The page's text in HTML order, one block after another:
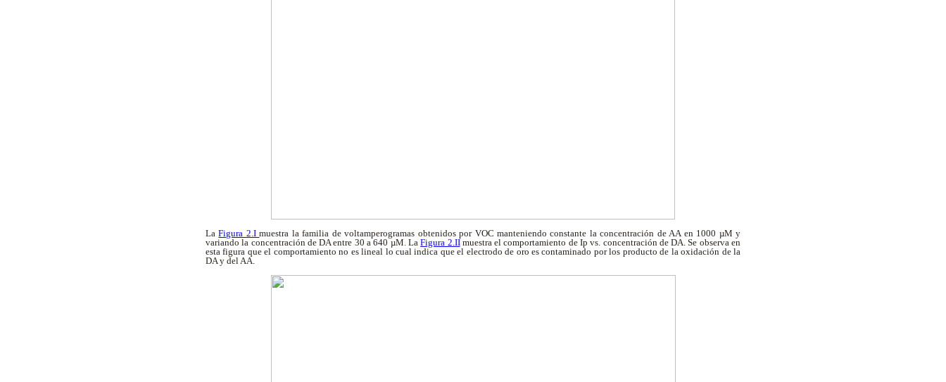
LaFigura 2.Imuestra la familia de voltamperogramas obtenidos por VOC manteniendo constante la concentración de AA en 1000 µM y
variando la concentración de DA entre 30 a 640 µM. LaFigura 2.IImuestra el comportamiento de Ip vs. concentración de DA. Se observa en
esta figura que el comportamiento no es lineal lo cual indica que el electrodo de oro es contaminado por los producto de la oxidación de la
DA y del AA.